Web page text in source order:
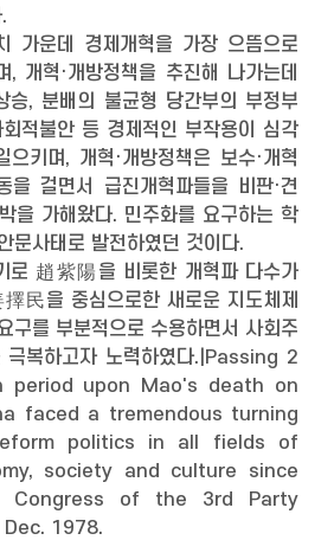
가운데 경제개혁을 가장 으뜸으로
, 개혁·개방정책을 추진해 나가는데
승, 분배의 불균형 당간부의 부정부
적불안 등 경제적인 부작용이 심각
키며, 개혁·개방정책은 보수·개혁
을 걸면서 급진개혁파들을 비판·견
을 가해왔다. 민주화를 요구하는 학
문사태로 발전하였던 것이다.
로 趙紫陽을 비롯한 개혁파 다수가
民을 중심으로한 새로운 지도체제
구를 부분적으로 수용하면서 사회주
극복하고자 노력하였다.|Passing 2
period upon Mao's death on
faced a tremendous turning
politics in all fields of
society and culture since
Congress of the 3rd Party
1978.